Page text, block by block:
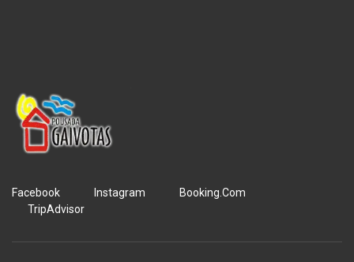
Facebook Instagram
Booking.Com
TripAdvisor